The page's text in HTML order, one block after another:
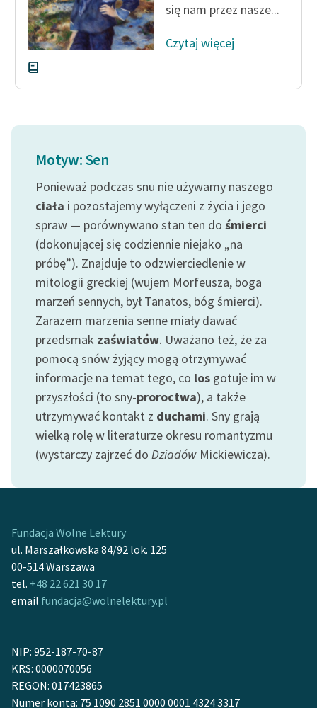
się nam przez nasze...
Czytaj więcej
Motyw: Sen
Ponieważ podczas snu nie używamy naszego
ciała i pozostajemy wyłączeni z życia i jego
spraw — porównywano stan ten do śmierci
(dokonującej się codziennie niejako „na
próbę”). Znajduje to odzwierciedlenie w
mitologii greckiej (wujem Morfeusza, boga
marzeń sennych, był Tanatos, bóg śmierci).
Zarazem marzenia senne miały dawać
przedsmak zaświatów. Uważano też, że za
pomocą snów żyjący mogą otrzymywać
informacje na temat tego, co los gotuje im w
przyszłości (to sny-proroctwa), a także
utrzymywać kontakt z duchami. Sny grają
wielką rolę w literaturze okresu romantyzmu
(wystarczy zajrzeć do Dziadów Mickiewicza).
Fundacja Wolne Lektury
ul. Marszałkowska 84/92 lok. 125
00-514 Warszawa
tel. +48 22 621 30 17
email fundacja@wolnelektury.pl
NIP: 952-187-70-87
KRS: 0000070056
REGON: 017423865
Numer konta: 75 1090 2851 0000 0001 4324 3317